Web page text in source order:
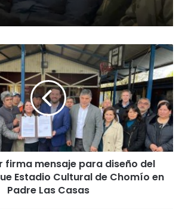
firma mensaje para diseño del
Estadio Cultural de Chomío en
Padre Las Casas